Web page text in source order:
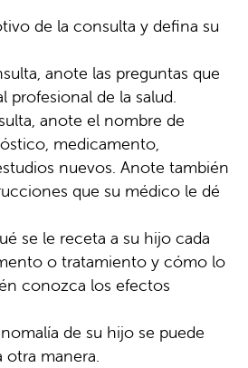
de la consulta y defina su
anote las preguntas que
profesional de la salud.
anote el nombre de
medicamento,
nuevos. Anote también
que su médico le dé
se le receta a su hijo cada
o tratamiento y cómo lo
conozca los efectos
de su hijo se puede
otra manera.